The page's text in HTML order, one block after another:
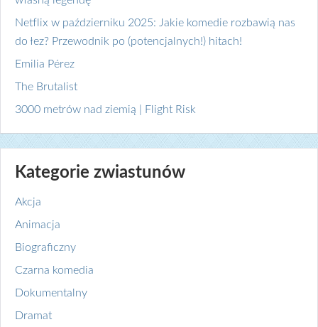
Netflix w październiku 2025: Jakie komedie rozbawią nas
do łez? Przewodnik po (potencjalnych!) hitach!
Emilia Pérez
The Brutalist
3000 metrów nad ziemią | Flight Risk
Kategorie zwiastunów
Akcja
Animacja
Biograficzny
Czarna komedia
Dokumentalny
Dramat